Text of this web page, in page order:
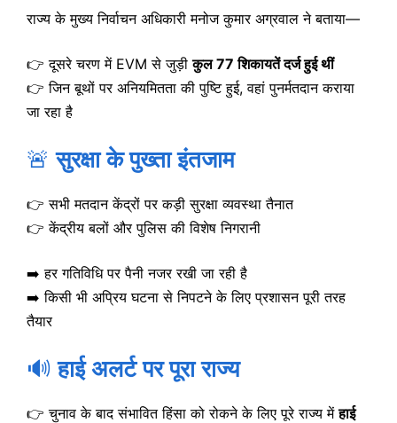
राज्य के मुख्य निर्वाचन अधिकारी मनोज कुमार अग्रवाल ने बताया—
👉 दूसरे चरण में EVM से जुड़ीकुल 77 शिकायतें दर्ज हुई थीं
👉 जिन बूथों पर अनियमितता की पुष्टि हुई, वहां पुनर्मतदान कराया
जा रहा है
🚨सुरक्षा के पुख्ता इंतजाम
👉 सभी मतदान केंद्रों पर कड़ी सुरक्षा व्यवस्था तैनात
👉 केंद्रीय बलों और पुलिस की विशेष निगरानी
➡️ हर गतिविधि पर पैनी नजर रखी जा रही है
➡️ किसी भी अप्रिय घटना से निपटने के लिए प्रशासन पूरी तरह
तैयार
🔊हाई अलर्ट पर पूरा राज्य
👉 चुनाव के बाद संभावित हिंसा को रोकने के लिए पूरे राज्य मेंहाई